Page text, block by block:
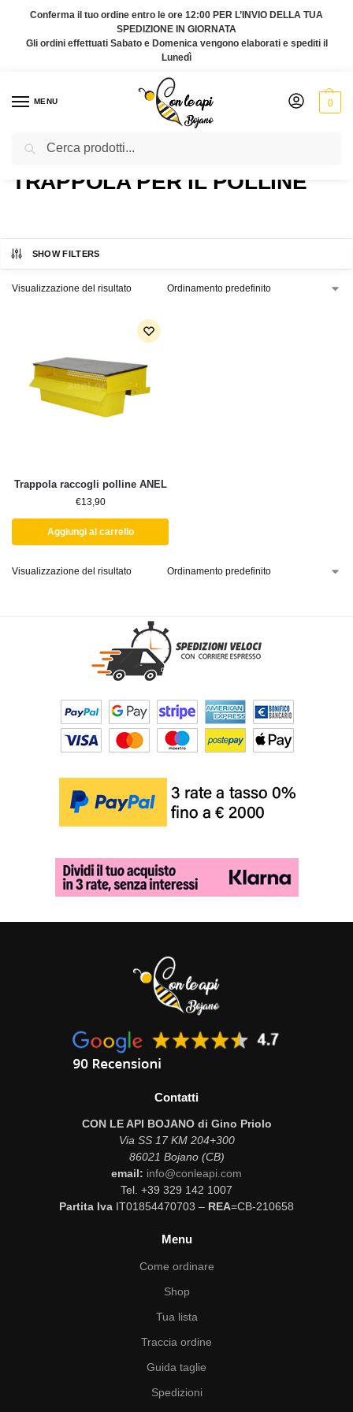
Conferma il tuo ordine entro le ore 12:00 PER L’INVIO DELLA TUA
SPEDIZIONE IN GIORNATA
Gli ordini effettuati Sabato e Domenica vengono elaborati e spediti il
Lunedì
MENU 0
Home Prodotti taggati “trappola per il polline”
TRAPPOLA PER IL POLLINE
SHOW FILTERS
Visualizzazione del risultato
Trappola raccogli polline ANEL
€13,90
Aggiungi al carrello
Visualizzazione del risultato
Contatti
CON LE API BOJANO di Gino Priolo
Via SS 17 KM 204+300
86021 Bojano (CB)
email: info@conleapi.com
Tel. +39 329 142 1007
Partita Iva IT01854470703 – REA=CB-210658
Menu
Come ordinare
Shop
Tua lista
Traccia ordine
Guida taglie
Spedizioni